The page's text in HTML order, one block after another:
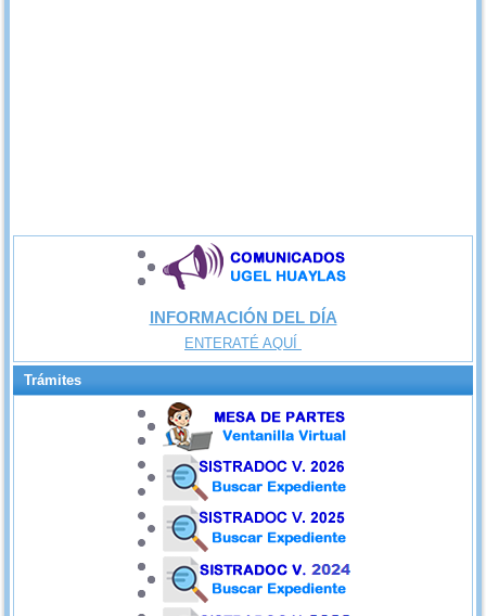
INFORMACIÓN DEL DÍA
ENTERATÉ AQUÍ
Trámites